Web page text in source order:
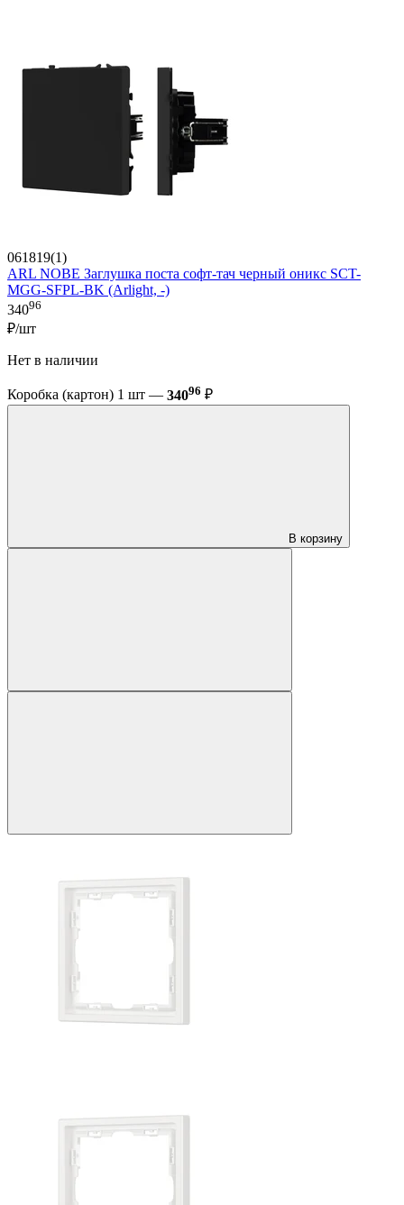
061819(1)
ARL NOBE Заглушка поста софт-тач черный оникс SCT-
MGG-SFPL-BK (Arlight, -)
34096
₽/шт
Нет в наличии
Коробка (картон) 1 шт — 34096 ₽
В корзину